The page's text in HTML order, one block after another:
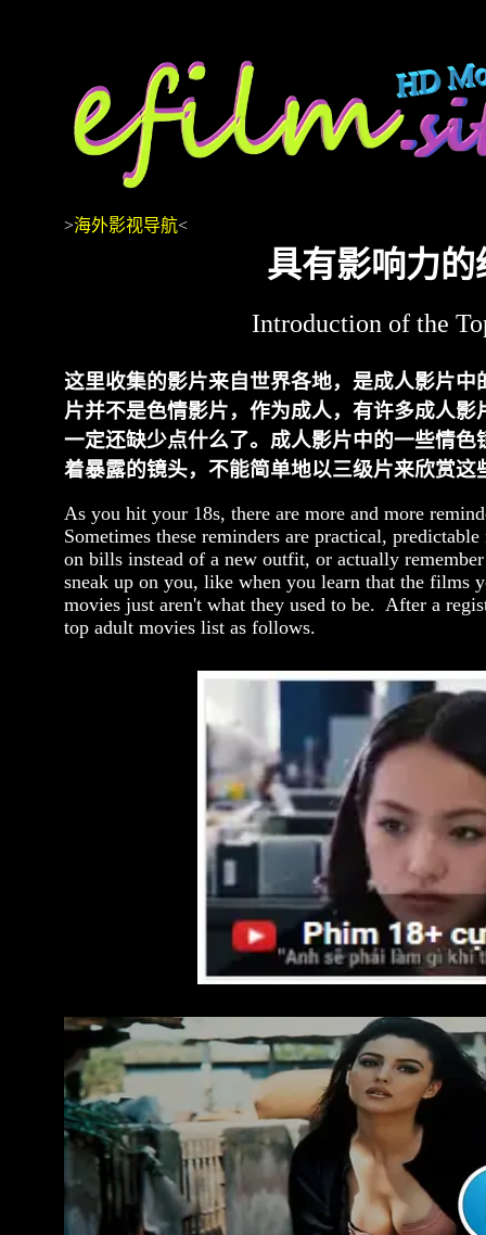
>海外影视导航<
具有影响力
Introduction of the
这里收集的影片来自世界各地，是成人影片
片并不是色情影片，作为成人，有许多成人
一定还缺少点什么了。成人影片中的一些情
着暴露的镜头，不能简单地以三级片来欣赏
As you hit your 18s, there are more and more
Sometimes these reminders are practical,
on bills instead of a new outfit, or actually
sneak up on you, like when you learn that the films
movies just aren't what they used to be. After a
top adult movies list as follows.